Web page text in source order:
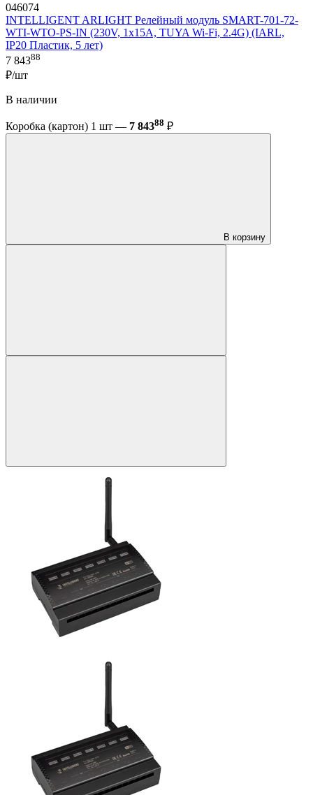
046074
INTELLIGENT ARLIGHT Релейный модуль SMART-701-72-
WTI-WTO-PS-IN (230V, 1x15A, TUYA Wi-Fi, 2.4G) (IARL,
IP20 Пластик, 5 лет)
7 84388
₽/шт
В наличии
Коробка (картон) 1 шт — 7 84388 ₽
В корзину